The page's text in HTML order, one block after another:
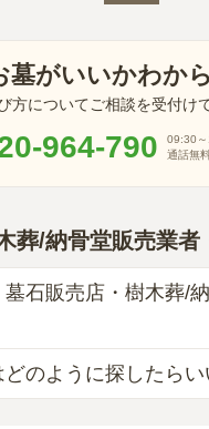
墓がいいかわか
方についてご相談を受付け
964-790 09:30
通話無
葬/納骨堂販売業
石販売店・樹木葬/
は、まず供養方法を決
のように探したらい